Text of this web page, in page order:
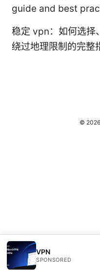
guide and best
稳定 vpn：如何选择
绕过地理限制的完整
VPN
SPONSORED
©